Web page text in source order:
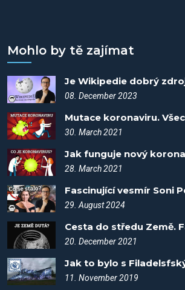
Mohlo by tě zajímat
Je Wikipedie dobrý
08. December 2023
Mutace koronaviru.
30. March 2021
28. March 2021
29. August 2024
Cesta do středu Země.
20. December 2021
11. November 2019